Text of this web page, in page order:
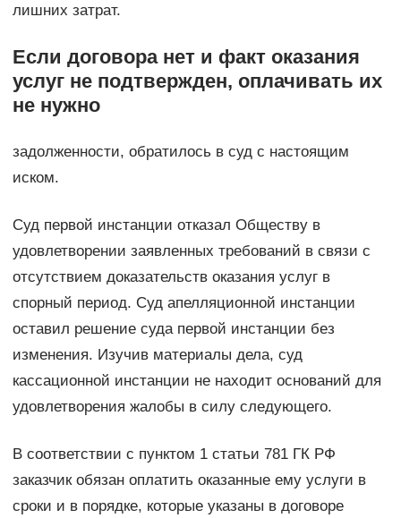
лишних затрат.
Если договора нет и факт оказания
услуг не подтвержден, оплачивать их
не нужно
задолженности, обратилось в суд с настоящим
иском.
Суд первой инстанции отказал Обществу в
удовлетворении заявленных требований в связи с
отсутствием доказательств оказания услуг в
спорный период. Суд апелляционной инстанции
оставил решение суда первой инстанции без
изменения. Изучив материалы дела, суд
кассационной инстанции не находит оснований для
удовлетворения жалобы в силу следующего.
В соответствии с пунктом 1 статьи 781 ГК РФ
заказчик обязан оплатить оказанные ему услуги в
сроки и в порядке, которые указаны в договоре